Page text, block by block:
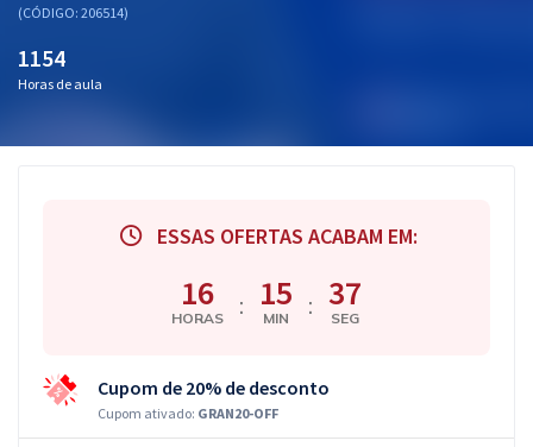
Blog
(CÓDIGO: 206514)
1154
Horas de aula
ESSAS OFERTAS ACABAM EM:
16
HORAS : 15
MIN : 36
SEG
Cupom de 20% de desconto
Cupom ativado: GRAN20-OFF